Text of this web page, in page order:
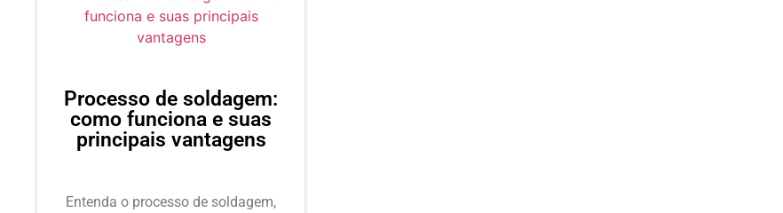
Processo de soldagem:
como funciona e suas
principais vantagens
Entenda o processo de soldagem,